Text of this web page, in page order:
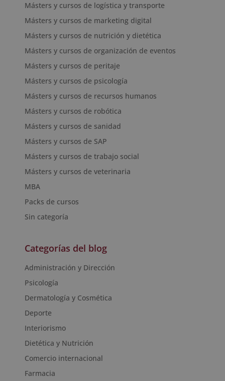
Másters y cursos de logística y transporte
Másters y cursos de marketing digital
Másters y cursos de nutrición y dietética
Másters y cursos de organización de eventos
Másters y cursos de peritaje
Másters y cursos de psicología
Másters y cursos de recursos humanos
Másters y cursos de robótica
Másters y cursos de sanidad
Másters y cursos de SAP
Másters y cursos de trabajo social
Másters y cursos de veterinaria
MBA
Packs de cursos
Sin categoría
Categorías del blog
Administración y Dirección
Psicología
Dermatología y Cosmética
Deporte
Interiorismo
Dietética y Nutrición
Comercio internacional
Farmacia